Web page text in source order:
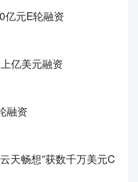
亿元E轮融资
亿美元融资
融资
天畅想”获数千万美元C